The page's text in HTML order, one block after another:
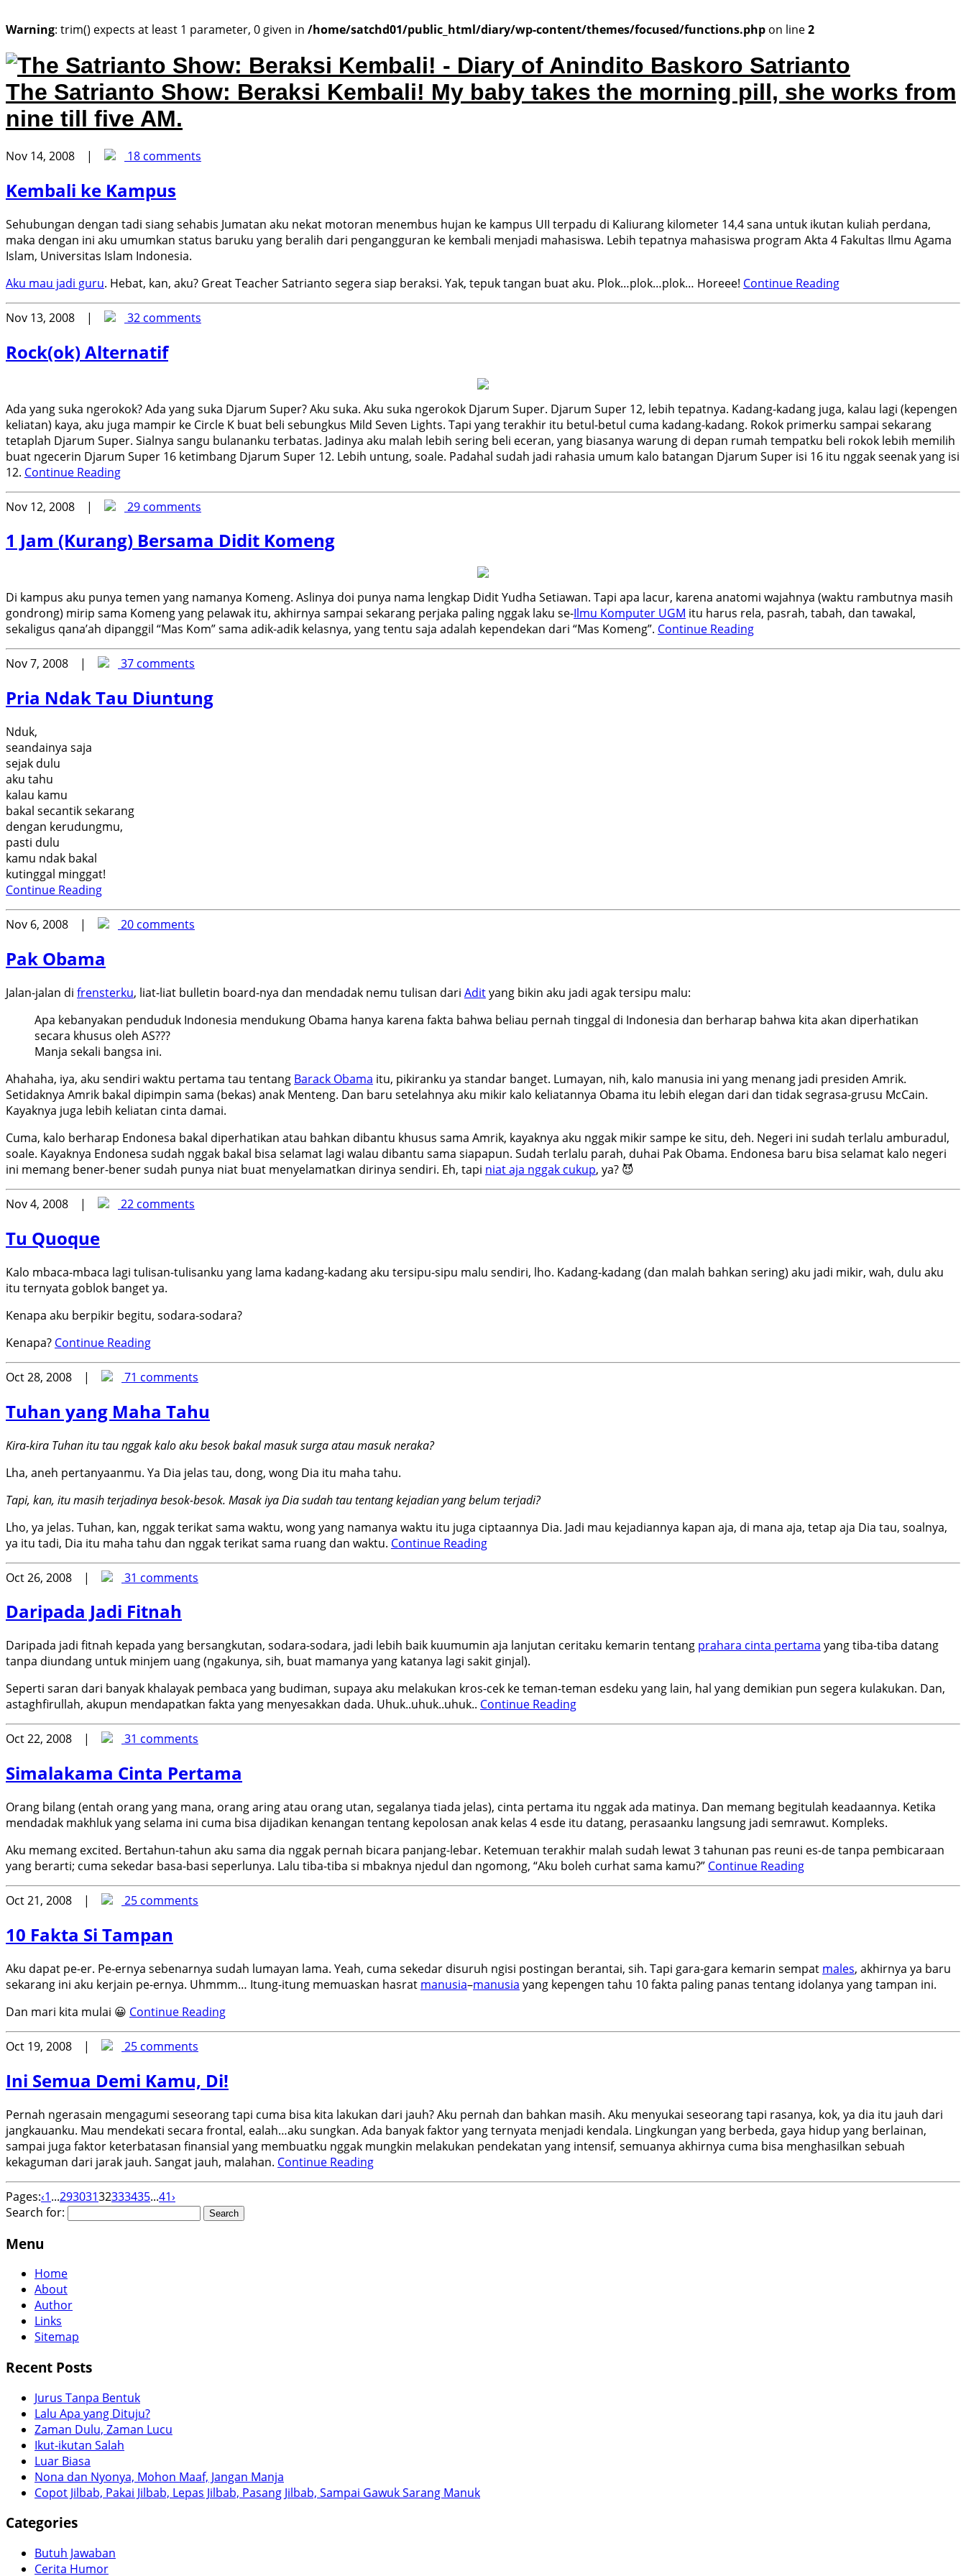
Warning: trim() expects at least 1 parameter, 0 given in /home/satchd01/public_html/diary/wp-content/themes/focused/functions.php on line2
The Satrianto Show: Beraksi Kembali! My baby takes the morning pill, she works from
nine till five AM.
Nov 14, 2008 | 18 comments
Kembali ke Kampus
Sehubungan dengan tadi siang sehabis Jumatan aku nekat motoran menembus hujan ke kampus UII terpadu di Kaliurang kilometer 14,4 sana untuk ikutan kuliah perdana,
maka dengan ini aku umumkan status baruku yang beralih dari pengangguran ke kembali menjadi mahasiswa. Lebih tepatnya mahasiswa program Akta 4 Fakultas Ilmu Agama
Islam, Universitas Islam Indonesia.
Aku mau jadi guru. Hebat, kan, aku? Great Teacher Satrianto segera siap beraksi. Yak, tepuk tangan buat aku. Plok…plok…plok… Horeee! Continue Reading
Nov 13, 2008 | 32 comments
Rock(ok) Alternatif
Ada yang suka ngerokok? Ada yang suka Djarum Super? Aku suka. Aku suka ngerokok Djarum Super. Djarum Super 12, lebih tepatnya. Kadang-kadang juga, kalau lagi (kepengen
keliatan) kaya, aku juga mampir ke Circle K buat beli sebungkus Mild Seven Lights. Tapi yang terakhir itu betul-betul cuma kadang-kadang. Rokok primerku sampai sekarang
tetaplah Djarum Super. Sialnya sangu bulananku terbatas. Jadinya aku malah lebih sering beli eceran, yang biasanya warung di depan rumah tempatku beli rokok lebih memilih
buat ngecerin Djarum Super 16 ketimbang Djarum Super 12. Lebih untung, soale. Padahal sudah jadi rahasia umum kalo batangan Djarum Super isi 16 itu nggak seenak yang isi
12. Continue Reading
Nov 12, 2008 | 29 comments
1 Jam (Kurang) Bersama Didit Komeng
Di kampus aku punya temen yang namanya Komeng. Aslinya doi punya nama lengkap Didit Yudha Setiawan. Tapi apa lacur, karena anatomi wajahnya (waktu rambutnya masih
gondrong) mirip sama Komeng yang pelawak itu, akhirnya sampai sekarang perjaka paling nggak laku se-Ilmu Komputer UGM itu harus rela, pasrah, tabah, dan tawakal,
sekaligus qana’ah dipanggil “Mas Kom” sama adik-adik kelasnya, yang tentu saja adalah kependekan dari “Mas Komeng”. Continue Reading
Nov 7, 2008 | 37 comments
Pria Ndak Tau Diuntung
Nduk,
seandainya saja
sejak dulu
aku tahu
kalau kamu
bakal secantik sekarang
dengan kerudungmu,
pasti dulu
kamu ndak bakal
kutinggal minggat!
Continue Reading
Nov 6, 2008 | 20 comments
Pak Obama
Jalan-jalan di frensterku, liat-liat bulletin board-nya dan mendadak nemu tulisan dari Adityang bikin aku jadi agak tersipu malu:
Apa kebanyakan penduduk Indonesia mendukung Obama hanya karena fakta bahwa beliau pernah tinggal di Indonesia dan berharap bahwa kita akan diperhatikan
secara khusus oleh AS???
Manja sekali bangsa ini.
Ahahaha, iya, aku sendiri waktu pertama tau tentang Barack Obama itu, pikiranku ya standar banget. Lumayan, nih, kalo manusia ini yang menang jadi presiden Amrik.
Setidaknya Amrik bakal dipimpin sama (bekas) anak Menteng. Dan baru setelahnya aku mikir kalo keliatannya Obama itu lebih elegan dari dan tidak segrasa-grusu McCain.
Kayaknya juga lebih keliatan cinta damai.
Cuma, kalo berharap Endonesa bakal diperhatikan atau bahkan dibantu khusus sama Amrik, kayaknya aku nggak mikir sampe ke situ, deh. Negeri ini sudah terlalu amburadul,
soale. Kayaknya Endonesa sudah nggak bakal bisa selamat lagi walau dibantu sama siapapun. Sudah terlalu parah, duhai Pak Obama. Endonesa baru bisa selamat kalo negeri
ini memang bener-bener sudah punya niat buat menyelamatkan dirinya sendiri. Eh, tapi niat aja nggak cukup, ya? 😈
Nov 4, 2008 | 22 comments
Tu Quoque
Kalo mbaca-mbaca lagi tulisan-tulisanku yang lama kadang-kadang aku tersipu-sipu malu sendiri, lho. Kadang-kadang (dan malah bahkan sering) aku jadi mikir, wah, dulu aku
itu ternyata goblok banget ya.
Kenapa aku berpikir begitu, sodara-sodara?
Kenapa? Continue Reading
Oct 28, 2008 | 71 comments
Tuhan yang Maha Tahu
Kira-kira Tuhan itu tau nggak kalo aku besok bakal masuk surga atau masuk neraka?
Lha, aneh pertanyaanmu. Ya Dia jelas tau, dong, wong Dia itu maha tahu.
Tapi, kan, itu masih terjadinya besok-besok. Masak iya Dia sudah tau tentang kejadian yang belum terjadi?
Lho, ya jelas. Tuhan, kan, nggak terikat sama waktu, wong yang namanya waktu itu juga ciptaannya Dia. Jadi mau kejadiannya kapan aja, di mana aja, tetap aja Dia tau, soalnya,
ya itu tadi, Dia itu maha tahu dan nggak terikat sama ruang dan waktu. Continue Reading
Oct 26, 2008 | 31 comments
Daripada Jadi Fitnah
Daripada jadi fitnah kepada yang bersangkutan, sodara-sodara, jadi lebih baik kuumumin aja lanjutan ceritaku kemarin tentang prahara cinta pertama yang tiba-tiba datang
tanpa diundang untuk minjem uang (ngakunya, sih, buat mamanya yang katanya lagi sakit ginjal).
Seperti saran dari banyak khalayak pembaca yang budiman, supaya aku melakukan kros-cek ke teman-teman esdeku yang lain, hal yang demikian pun segera kulakukan. Dan,
astaghfirullah, akupun mendapatkan fakta yang menyesakkan dada. Uhuk..uhuk..uhuk.. Continue Reading
Oct 22, 2008 | 31 comments
Simalakama Cinta Pertama
Orang bilang (entah orang yang mana, orang aring atau orang utan, segalanya tiada jelas), cinta pertama itu nggak ada matinya. Dan memang begitulah keadaannya. Ketika
mendadak makhluk yang selama ini cuma bisa dijadikan kenangan tentang kepolosan anak kelas 4 esde itu datang, perasaanku langsung jadi semrawut. Kompleks.
Aku memang excited. Bertahun-tahun aku sama dia nggak pernah bicara panjang-lebar. Ketemuan terakhir malah sudah lewat 3 tahunan pas reuni es-de tanpa pembicaraan
yang berarti; cuma sekedar basa-basi seperlunya. Lalu tiba-tiba si mbaknya njedul dan ngomong, “Aku boleh curhat sama kamu?” Continue Reading
Oct 21, 2008 | 25 comments
10 Fakta Si Tampan
Aku dapat pe-er. Pe-ernya sebenarnya sudah lumayan lama. Yeah, cuma sekedar disuruh ngisi postingan berantai, sih. Tapi gara-gara kemarin sempat males, akhirnya ya baru
sekarang ini aku kerjain pe-ernya. Uhmmm… Itung-itung memuaskan hasrat manusia–manusia yang kepengen tahu 10 fakta paling panas tentang idolanya yang tampan ini.
Dan mari kita mulai 😀 Continue Reading
Oct 19, 2008 | 25 comments
Ini Semua Demi Kamu, Di!
Pernah ngerasain mengagumi seseorang tapi cuma bisa kita lakukan dari jauh? Aku pernah dan bahkan masih. Aku menyukai seseorang tapi rasanya, kok, ya dia itu jauh dari
jangkauanku. Mau mendekati secara frontal, ealah…aku sungkan. Ada banyak faktor yang ternyata menjadi kendala. Lingkungan yang berbeda, gaya hidup yang berlainan,
sampai juga faktor keterbatasan finansial yang membuatku nggak mungkin melakukan pendekatan yang intensif, semuanya akhirnya cuma bisa menghasilkan sebuah
kekaguman dari jarak jauh. Sangat jauh, malahan. Continue Reading
Pages:‹1...29303132333435...41›
Search for:
Menu
Home
About
Author
Links
Sitemap
Recent Posts
Jurus Tanpa Bentuk
Lalu Apa yang Dituju?
Zaman Dulu, Zaman Lucu
Ikut-ikutan Salah
Luar Biasa
Nona dan Nyonya, Mohon Maaf, Jangan Manja
Copot Jilbab, Pakai Jilbab, Lepas Jilbab, Pasang Jilbab, Sampai Gawuk Sarang Manuk
Categories
Butuh Jawaban
Cerita Humor